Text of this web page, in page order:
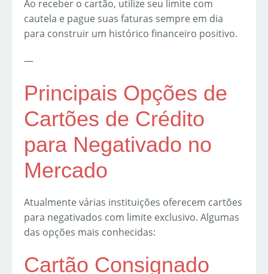
Ao receber o cartão, utilize seu limite com
cautela e pague suas faturas sempre em dia
para construir um histórico financeiro positivo.
—
Principais Opções de
Cartões de Crédito
para Negativado no
Mercado
Atualmente várias instituições oferecem cartões
para negativados com limite exclusivo. Algumas
das opções mais conhecidas:
Cartão Consignado